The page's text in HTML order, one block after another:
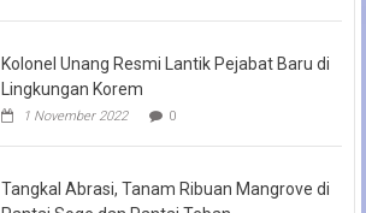
Kolonel Unang Resmi Lantik Pejabat Baru di
Lingkungan Korem
1 November 2022 0
Tangkal Abrasi, Tanam Ribuan Mangrove di